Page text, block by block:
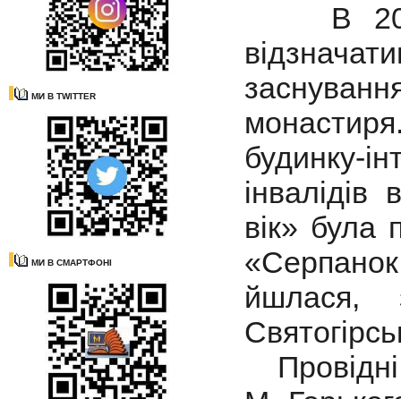
МИ В TWITTER
МИ В СМАРТФОНІ
В 2014
будинку-
вік» була
йшлася,